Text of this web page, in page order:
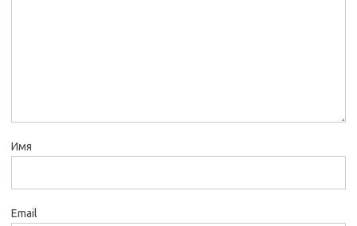
Имя
Email